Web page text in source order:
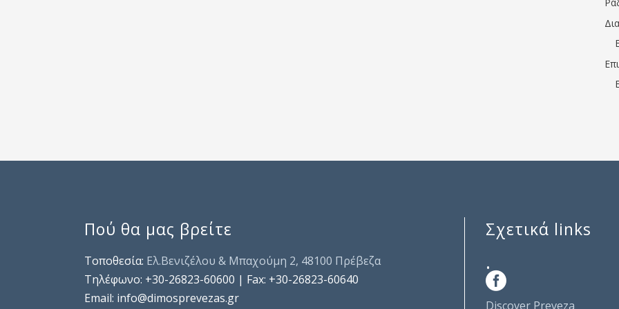
Πού θα μας βρείτε
Τοποθεσία: Ελ.Βενιζέλου & Μπαχούμη 2, 48100 Πρέβεζα
Τηλέφωνo: +30-26823-60600 | Fax: +30-26823-60640
Email: info@dimosprevezas.gr
Σχετικά links
.
Discover Preveza